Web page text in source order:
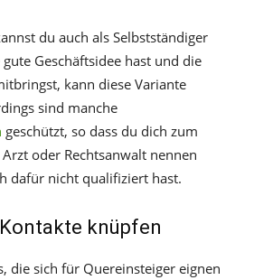
du auch als Selbstständiger
Geschäftsidee hast und die
kann diese Variante
sind manche
geschützt, so dass du dich zum
oder Rechtsanwalt nennen
dafür nicht qualifiziert hast.
knüpfen
die sich für Quereinsteiger eignen